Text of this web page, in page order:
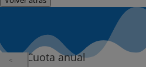
Cuota anual